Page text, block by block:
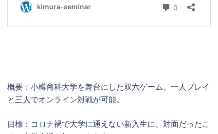
概要：小樽商科大学を舞台にした双六ゲーム。一人プレイ
と三人でオンライン対戦が可能。
目標：コロナ禍で大学に通えない新入生に、対面だったこ